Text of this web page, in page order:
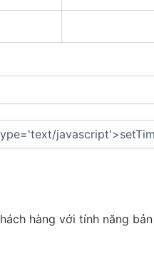
hàng với tính năng